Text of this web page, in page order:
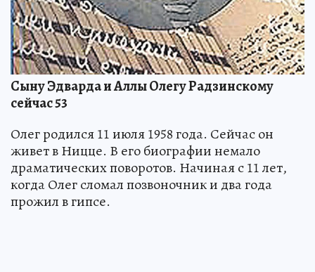
Сыну Эдварда и Аллы Олегу Радзинскому
сейчас 53
Олег родился 11 июля 1958 года. Сейчас он
живет в Ницце. В его биографии немало
драматических поворотов. Начиная с 11 лет,
когда Олег сломал позвоночник и два года
прожил в гипсе.